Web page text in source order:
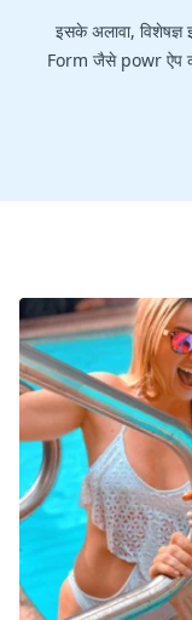
इसके अलावा,
Form जैसे powr ऐप